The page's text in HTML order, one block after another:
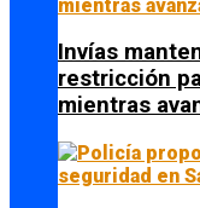
Invías
restricción
mientras